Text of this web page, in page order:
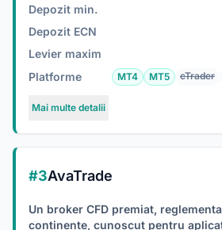
Depozit min.
Depozit ECN
Levier maxim
Platforme MT4 MT5 cTrader
Mai multe detalii
#3AvaTrade
Un broker CFD premiat,
continente, cunoscut pentru